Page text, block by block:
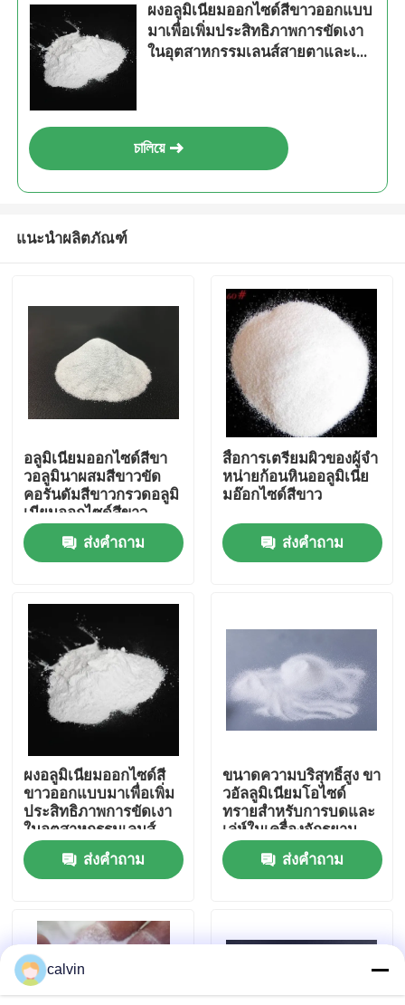
บ้าน
ผลิตภัณฑ์
ทัวร์โรงงาน
ควบคุมคุณภาพ
ติดต่อเรา
ขออ้าง
สื่อการพ่นเซรามิก
การพ่นลูกปัดเซรามิก
สารกัดกร่อนเซรามิก
ผงอลูมิเนียมออกไซด์สีขาวออกแบบ
มาเพื่อเพิ่มประสิทธิภาพการขัดเงา
ในอุตสาหกรรมเลนส์สายตาและเซ
চালিয়ে
แนะนำผลิตภัณฑ์
อลูมิเนียมออกไซด์สีขา
วอลูมินาผสมสีขาวขัด
คอรันดัมสีขาวกรวดอลูมิ
เนียมออกไซด์สีขาว
ส่งคำถาม
สื่อการเตรียมผิวของผู้จํา
หน่ายก้อนหินออลูมิเนีย
มอ๊อกไซด์สีขาว
ส่งคำถาม
ผงอลูมิเนียมออกไซด์สี
ขาวออกแบบมาเพื่อเพิ่ม
ประสิทธิภาพการขัดเงา
ในอุตสาหกรรมเลนส์
สายตาและเซมิ
คอนดักเตอร์ส่งคำถาม
ขนาดความบริสุทธิ์สูง ขา
วอัลลูมิเนียมโอไซด์
ทรายสําหรับการบดและ
เล่ห์ในเครื่องจักรยาน
ยนต์และอากาศและ
อิเล็กทรอนิกส์ส่งคำถาม
calvin